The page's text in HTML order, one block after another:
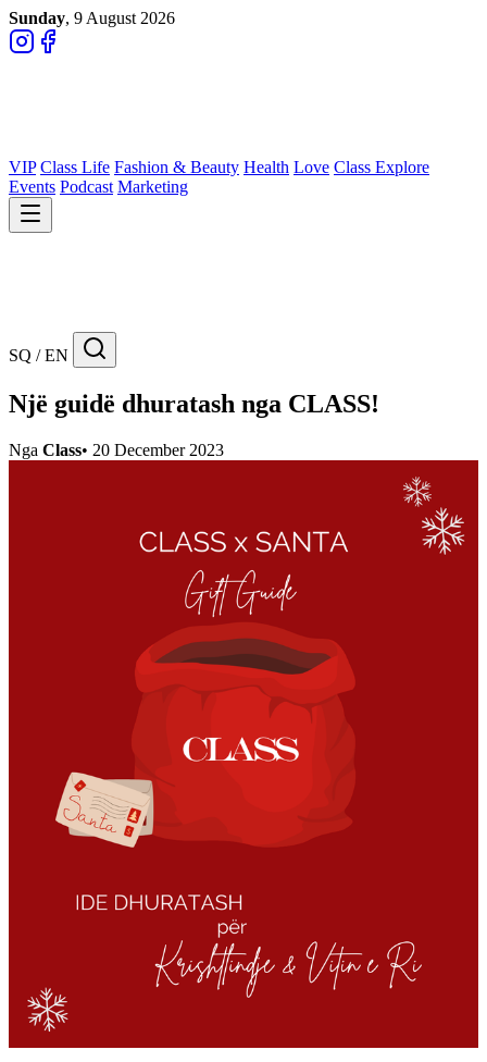
Sunday, 9 August 2026
VIP Class Life Fashion & Beauty Health Love Class Explore
Events Podcast Marketing
SQ / EN
Një guidë dhuratash nga CLASS!
Nga Class• 20 December 2023